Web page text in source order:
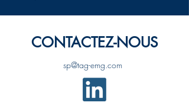
CONTACTEZ-NOUS
sp@tag-emg.com